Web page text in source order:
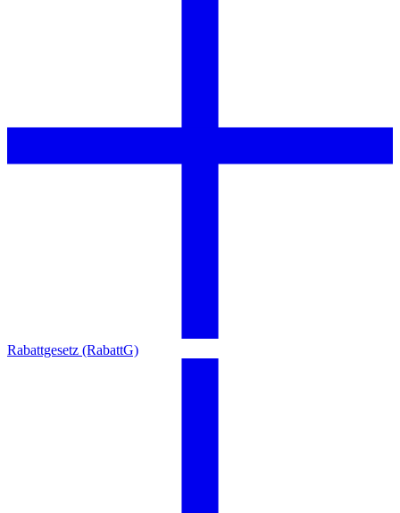
Rabattgesetz (RabattG)